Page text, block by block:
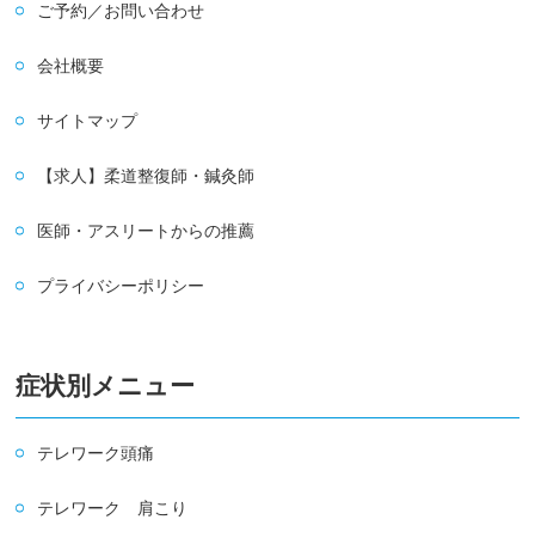
ご予約／お問い合わせ
会社概要
サイトマップ
【求人】柔道整復師・鍼灸師
医師・アスリートからの推薦
プライバシーポリシー
症状別メニュー
テレワーク頭痛
テレワーク 肩こり